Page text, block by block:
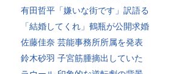
有田哲平「嫌いな街です」訳語る
「結婚してくれ」鶴瓶が公開求婚
佐藤佳奈 芸能事務所所属を発表
鈴木砂羽 子宮筋腫摘出していた